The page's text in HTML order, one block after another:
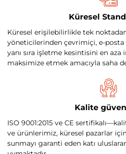
Küresel
Küresel erişilebilirlikle tek
yöneticilerinden çevrimiçi, e-
yanı sıra işletme kesintisini en
maksimize etmek amacıyla saha
Kalite
ISO 9001:2015 ve CE
ve ürünlerimiz, küresel pazarlar
sunmayı garanti eden katı